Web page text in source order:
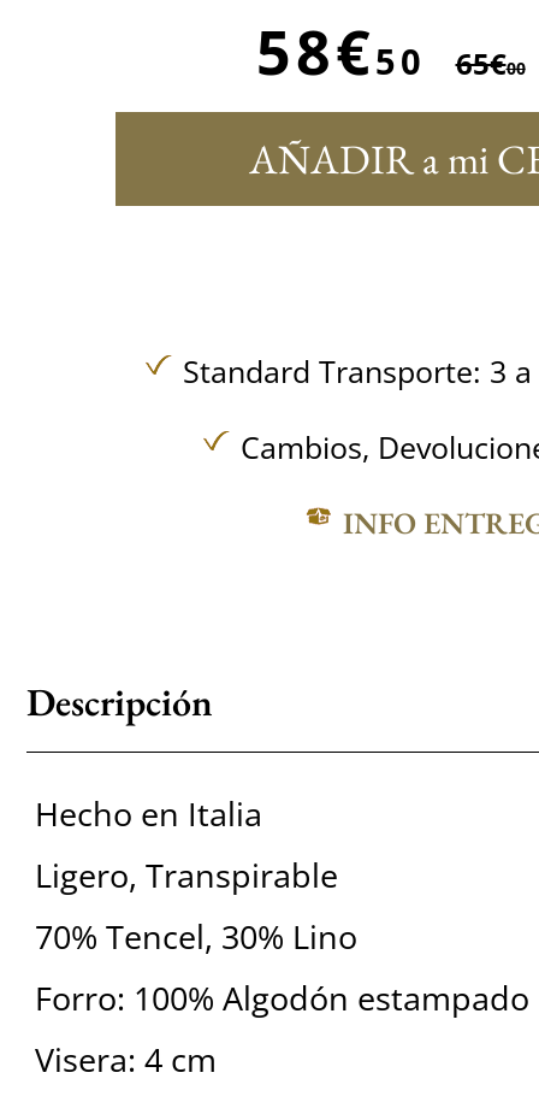
58€50 65€00
AÑADIR a mi
Standard Transporte: 3
Cambios,
INFO
Descripción
Hecho en Italia
Ligero, Transpirable
70% Tencel, 30% Lino
Forro: 100% Algodón estampado
Visera: 4 cm